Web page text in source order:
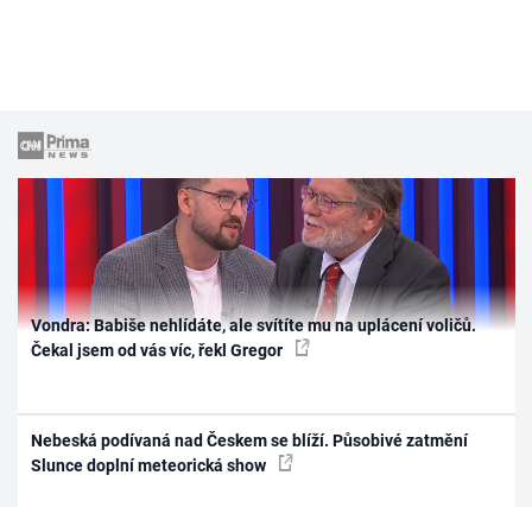
Vondra: Babiše nehlídáte, ale svítíte mu na uplácení voličů.
Čekal jsem od vás víc, řekl Gregor
Nebeská podívaná nad Českem se blíží. Působivé zatmění
Slunce doplní meteorická show